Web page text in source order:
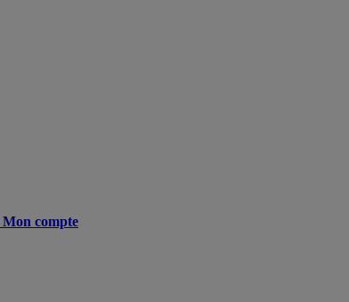
Mon compte